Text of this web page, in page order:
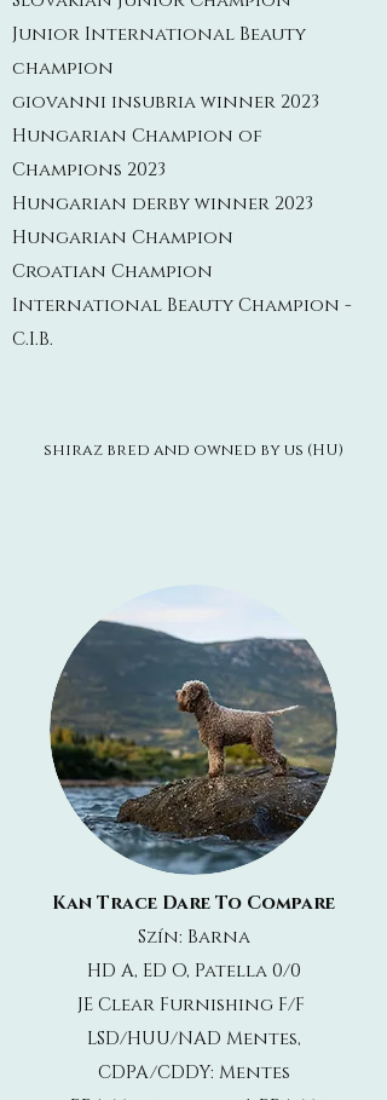
Junior International Beauty
champion
giovanni insubria winner 2023
Hungarian Champion of
Champions 2023
Hungarian derby winner 2023
Hungarian Champion
Croatian Champion
International Beauty Champion -
C.I.B.
shiraz bred and owned by us (HU)
Kan Trace Dare To Compare
Szín: Barna
HD A, ED O, Patella 0/0
JE Clear Furnishing F/F
LSD/HUU/NAD Mentes,
CDPA/CDDY: Mentes